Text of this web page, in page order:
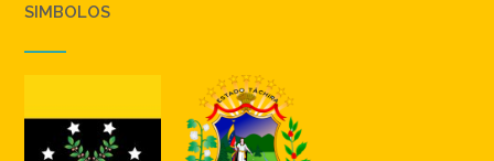
SIMBOLOS